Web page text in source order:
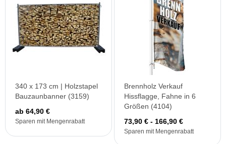
340 x 173 cm | Holzstapel
Bauzaunbanner (3159)
ab 64,90 €
Sparen mit Mengenrabatt
Brennholz Verkauf
Hissflagge, Fahne in 6
Größen (4104)
73,90 € - 166,90 €
Sparen mit Mengenrabatt